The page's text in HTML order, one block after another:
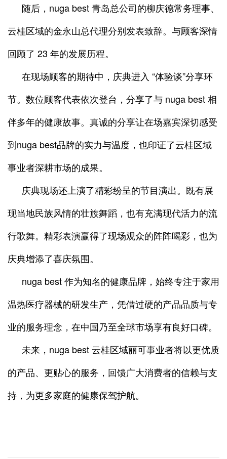
随后，nuga best 青岛总公司的柳庆德常务理事、
云桂区域的金永山总代理分别发表致辞。与顾客深情
回顾了 23 年的发展历程。
在现场顾客的期待中，庆典进入 “体验谈”分享环
节。数位顾客代表依次登台，分享了与 nuga best 相
伴多年的健康故事。真诚的分享让在场嘉宾深切感受
到nuga best品牌的实力与温度，也印证了云桂区域
事业者深耕市场的成果。
庆典现场还上演了精彩纷呈的节目演出。既有展
现当地民族风情的壮族舞蹈，也有充满现代活力的流
行歌舞。精彩表演赢得了现场观众的阵阵喝彩，也为
庆典增添了喜庆氛围。
nuga best 作为知名的健康品牌，始终专注于家用
温热医疗器械的研发生产，凭借过硬的产品品质与专
业的服务理念，在中国乃至全球市场享有良好口碑。
未来，nuga best 云桂区域丽可事业者将以更优质
的产品、更贴心的服务，回馈广大消费者的信赖与支
持，为更多家庭的健康保驾护航。